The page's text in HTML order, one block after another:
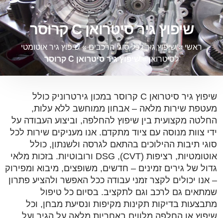
שיפוץ גיר סיטרואן C קרוסר
ראשי»שיפוץ גיר לכל סוגי הרכבים»שיפוץ גיר אוטומטי
לסיטרואן» שיפוץ גיר סיטרואן C קרוסר
שיפוץ גיר סיטרואן C קרוסר במכון גירטרוניק כולל
מעטפת שירות מלאה – אבחון ממוחשב ללא עלות,
החלטה מקצועית בין שיפוץ להחלפה, וביצוע העבודה על
ידי צוות מנוסה עם ציוד מתקדם. אנו מעניקים שירות לכל
סוגי תיבות ההילוכים בהתאם לגרסה ולשנתון, כולל
אוטומטיות, רציפות (CVT), DSG ורובוטיות. בזכות מלאי
גדול של גירים זמינים – חדשים, משופצים, מיבוא ומפירוק
– אנו יכולים לקצר זמני עבודה ככל האפשר ולהציע פתרון
שמתאים גם לרכב וגם לתקציב. בסיום כל טיפול
מתבצעות בדיקות תקינות מקיפות ונסיעת מבחן, וכל
שיפוץ או החלפה מלווים באחריות מלאה על הגיר ועל